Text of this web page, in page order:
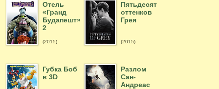
Отель
«Гранд
Будапешт»
2
(2015)
Пятьдесят
оттенков
Грея
(2015)
Губка Боб
в 3D
Разлом
Сан-
Андреас